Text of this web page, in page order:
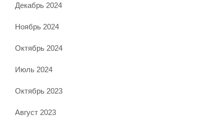
Декабрь 2024
Ноябрь 2024
Октябрь 2024
Июль 2024
Октябрь 2023
Август 2023